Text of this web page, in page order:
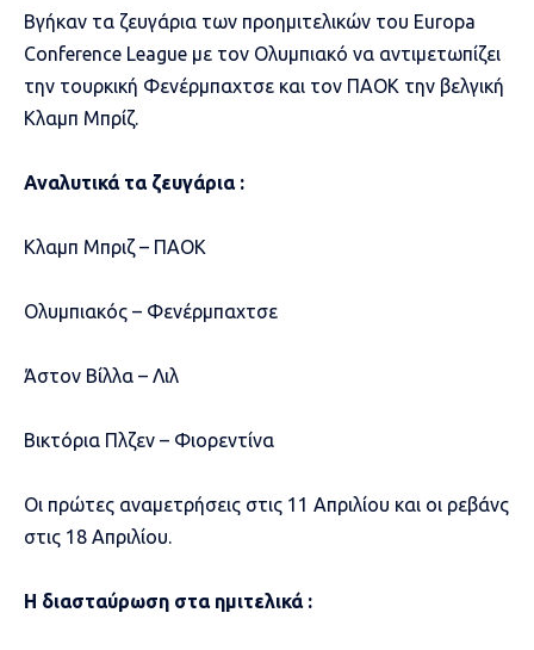
Βγήκαν τα ζευγάρια των προημιτελικών του Europa
Conference League με τον Ολυμπιακό να αντιμετωπίζει
την τουρκική Φενέρμπαχτσε και τον ΠΑΟΚ την βελγική
Κλαμπ Μπρίζ.
Αναλυτικά τα ζευγάρια :
Κλαμπ Μπριζ – ΠΑΟΚ
Ολυμπιακός – Φενέρμπαχτσε
Άστον Βίλλα – Λιλ
Βικτόρια Πλζεν – Φιορεντίνα
Οι πρώτες αναμετρήσεις στις 11 Απριλίου και οι ρεβάνς
στις 18 Απριλίου.
Η διασταύρωση στα ημιτελικά :